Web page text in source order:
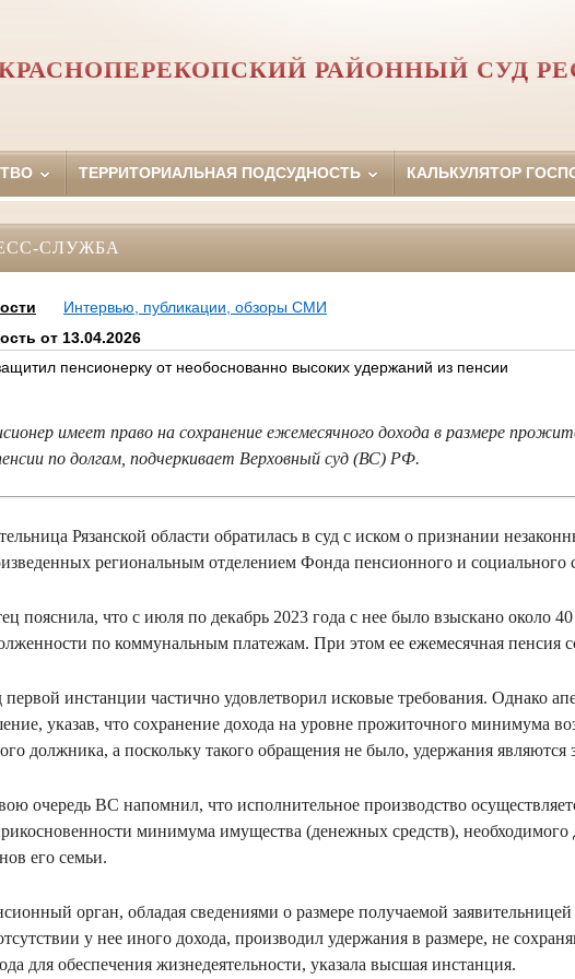
РАЙОННЫЙ СУД
ТЕРРИТОРИАЛЬНАЯ ПОДСУДНОСТЬ КАЛЬКУЛЯТОР
СЛУЖБА
Интервью, публикации, обзоры СМИ
от 13.04.2026
пенсионерку от необоснованно высоких удержаний из пенсии
имеет право на сохранение ежемесячного дохода в размере
по долгам, подчеркивает Верховный суд (ВС) РФ.
Рязанской области обратилась в суд с иском о признании
региональным отделением Фонда пенсионного и социального
пояснила, что с июля по декабрь 2023 года с нее было взыскано около
по коммунальным платежам. При этом ее ежемесячная пенсия
первой инстанции частично удовлетворил исковые требования. Однако
указав, что сохранение дохода на уровне прожиточного минимума
должника, а поскольку такого обращения не было, удержания являются
очередь ВС напомнил, что исполнительное производство
минимума имущества (денежных средств), необходимого
его семьи.
орган, обладая сведениями о размере получаемой
у нее иного дохода, производил удержания в размере, не
для обеспечения жизнедеятельности, указала высшая инстанция.